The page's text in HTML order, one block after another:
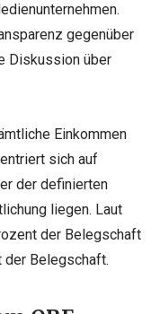
gegenüber
Diskussion über
Einkommen
sich auf
der definierten
liegen. Laut
der Belegschaft
Belegschaft.